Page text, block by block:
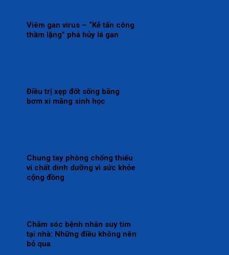
Viêm gan virus – “Kẻ tấn công
thầm lặng” phá hủy lá gan
Điều trị xẹp đốt sống bằng
bơm xi măng sinh học
Chung tay phòng chống thiếu
vi chất dinh dưỡng vì sức khỏe
cộng đồng
Chăm sóc bệnh nhân suy tim
tại nhà: Những điều không nên
bỏ qua